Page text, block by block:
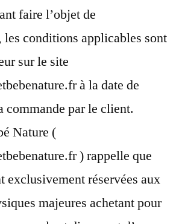
faire l’objet de
conditions applicables sont
sur le site
à la date de
commande par le client.
Nature (
) rappelle que
exclusivement réservées aux
majeures achetant pour